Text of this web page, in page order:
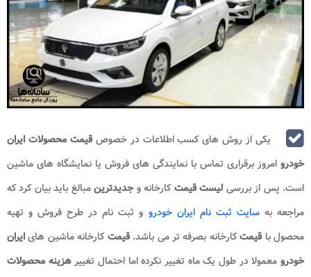
یکی از روش های کسب اطلاعات در خصوصقیمت محصولات ایران
خودرو امروز برقراری تماس با نمایندگی های فروش یا نمایشگاه های ماشین
است. پس از بررسی لیست قیمتکارخانه وجدیدترینمبالغ باید بیان کرد که
مراجعه بهسایت ثبت نام ایران خودرو و ثبت نام در طرح فروش و تهیه
محصول باقیمتکارخانه بصرفه تر می باشد.قیمتکارخانه ماشین هایایران
خودرومعمولا در طول یک ماه تغییر نکرده اما احتمال تغییرهزینه محصولات